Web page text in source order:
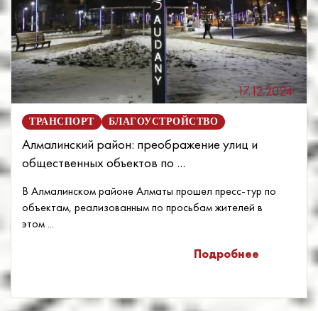
17.12.2024
ТРАНСПОРТ БЛАГОУСТРОЙСТВО
Алмалинский район: преображение улиц и
общественных объектов по ...
В Алмалинском районе Алматы прошел пресс-тур по
объектам, реализованным по просьбам жителей в
этом ...
Подробнее